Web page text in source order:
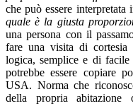
che può essere
quale è la giusta
una persona con il
fare una visita di
logica, semplice e di facile
potrebbe essere copiare
USA. Norma che
della propria